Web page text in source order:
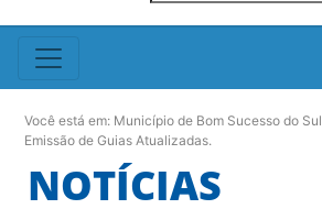
Você está em: Município de Bom Sucesso do Sul
Emissão de Guias Atualizadas.
NOTÍCIAS